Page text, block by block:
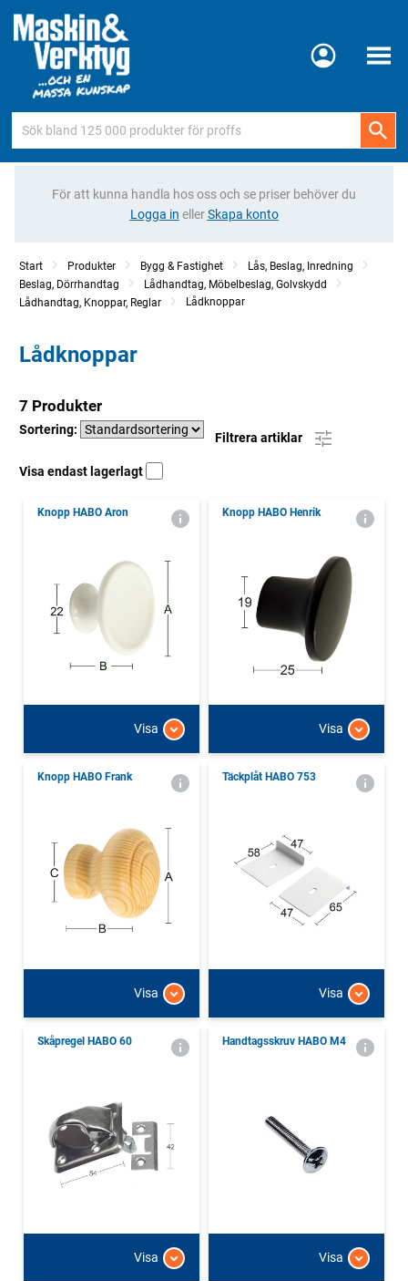
Meny
För att kunna handla hos oss och se priser behöver du
Logga in ellerSkapa konto
Start Produkter Bygg & Fastighet
Lås, Beslag, Inredning
Beslag, Dörrhandtag
Lådhandtag, Möbelbeslag, Golvskydd
Lådhandtag, Knoppar, Reglar
Lådknoppar
Lådknoppar
7 Produkter
Sortering:
Filtrera artiklar
Visa endast lagerlagt
Knopp HABO Aron
Visa
Knopp HABO Henrik
Visa
Knopp HABO Frank
Visa
Täckplåt HABO 753
Visa
Skåpregel HABO 60
Visa
Handtagsskruv HABO M4
Visa